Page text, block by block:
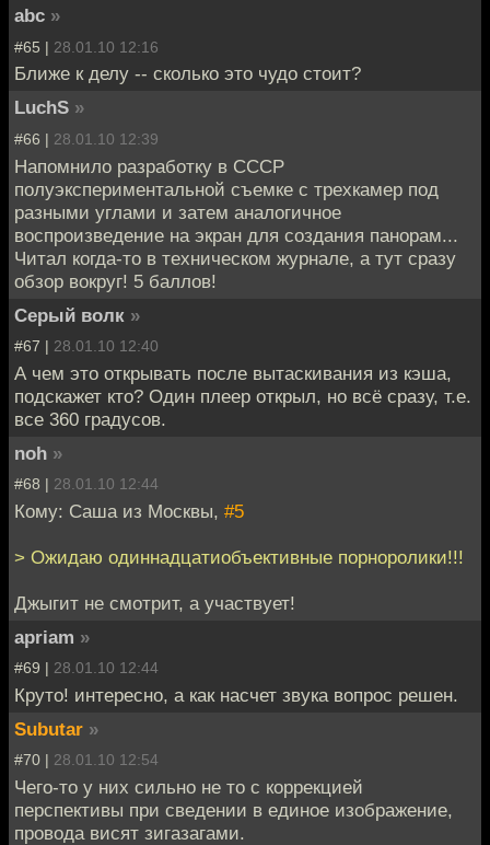
abc »
#65 | 28.01.10 12:16
Ближе к делу -- сколько это чудо стоит?
LuchS »
#66 | 28.01.10 12:39
Напомнило разработку в СССР
полуэкспериментальной съемке с трехкамер под
разными углами и затем аналогичное
воспроизведение на экран для создания панорам...
Читал когда-то в техническом журнале, а тут сразу
обзор вокруг! 5 баллов!
Серый волк »
#67 | 28.01.10 12:40
А чем это открывать после вытаскивания из кэша,
подскажет кто? Один плеер открыл, но всё сразу, т.е.
все 360 градусов.
noh »
#68 | 28.01.10 12:44
Кому: Саша из Москвы, #5
> Ожидаю одиннадцатиобъективные порноролики!!!
Джыгит не смотрит, а участвует!
apriam »
#69 | 28.01.10 12:44
Круто! интересно, а как насчет звука вопрос решен.
Subutar »
#70 | 28.01.10 12:54
Чего-то у них сильно не то с коррекцией
перспективы при сведении в единое изображение,
провода висят зигазагами.